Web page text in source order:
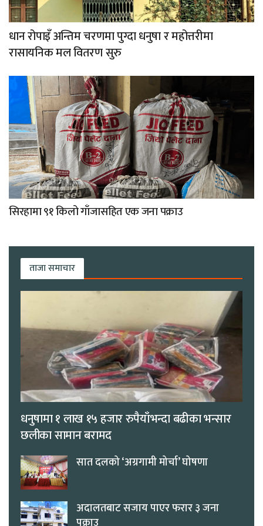
धान रोपाइँ अन्तिम चरणमा पुग्दा धनुषा र महोत्तरीमा
रासायनिक मल वितरण सुरु
सिरहामा ९१ किलो गाँजासहित एक जना पक्राउ
ताजा समाचार
धनुषामा १ लाख १५ हजार रुपैयाँभन्दा बढीका भन्सार
छलीका सामान बरामद
सात दलको ‘अग्रगामी मोर्चा’ घोषणा
अदालतबाट सजाय पाएर फरार ३ जना